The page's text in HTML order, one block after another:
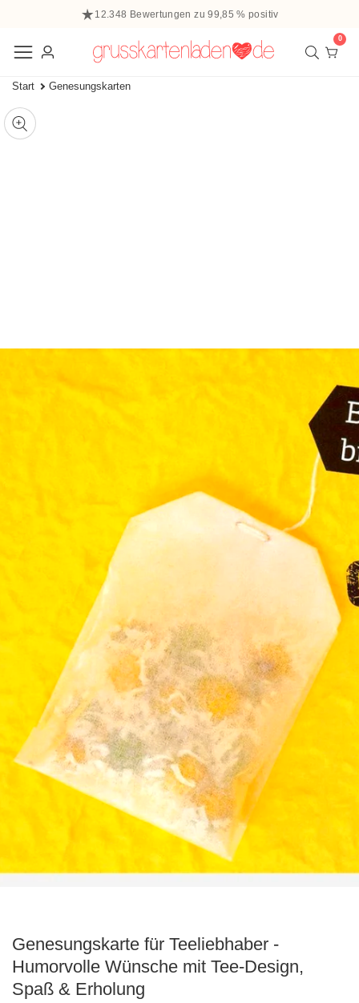
12.348 Bewertungen zu 99,85 % positiv
Einloggen
0
0
Start Genesungskarten
den
Mediengalerie
Genesungskarte für Teeliebhaber -
Humorvolle Wünsche mit Tee-Design,
Spaß & Erholung